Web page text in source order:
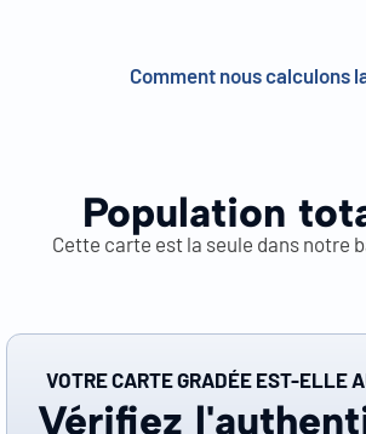
Comment nous calculons
Population
Cette carte est la seule dans notre
VOTRE CARTE GRADÉE EST-ELLE
Vérifiez